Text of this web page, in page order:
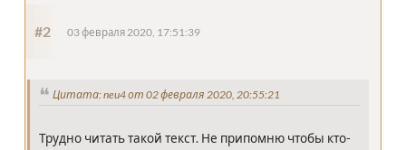
#2 03 февраля 2020, 17:51:39
Цитата: neu4 от 02 февраля 2020, 20:55:21
Трудно читать такой текст. Не припомню чтобы кто-